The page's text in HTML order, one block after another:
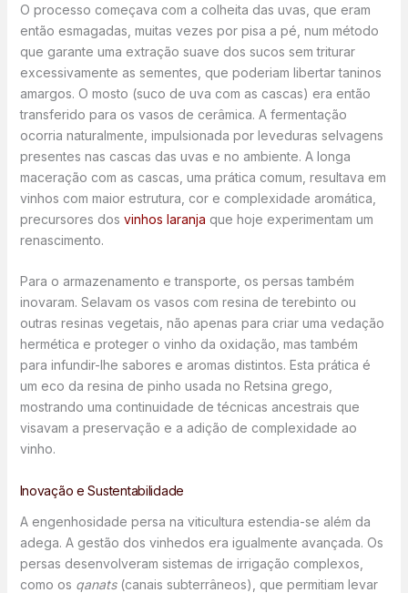
O processo começava com a colheita das uvas, que eram
então esmagadas, muitas vezes por pisa a pé, num método
que garante uma extração suave dos sucos sem triturar
excessivamente as sementes, que poderiam libertar taninos
amargos. O mosto (suco de uva com as cascas) era então
transferido para os vasos de cerâmica. A fermentação
ocorria naturalmente, impulsionada por leveduras selvagens
presentes nas cascas das uvas e no ambiente. A longa
maceração com as cascas, uma prática comum, resultava em
vinhos com maior estrutura, cor e complexidade aromática,
precursores dos vinhos laranja que hoje experimentam um
renascimento.
Para o armazenamento e transporte, os persas também
inovaram. Selavam os vasos com resina de terebinto ou
outras resinas vegetais, não apenas para criar uma vedação
hermética e proteger o vinho da oxidação, mas também
para infundir-lhe sabores e aromas distintos. Esta prática é
um eco da resina de pinho usada no Retsina grego,
mostrando uma continuidade de técnicas ancestrais que
visavam a preservação e a adição de complexidade ao
vinho.
Inovação e Sustentabilidade
A engenhosidade persa na viticultura estendia-se além da
adega. A gestão dos vinhedos era igualmente avançada. Os
persas desenvolveram sistemas de irrigação complexos,
como os qanats(canais subterrâneos), que permitiam levar